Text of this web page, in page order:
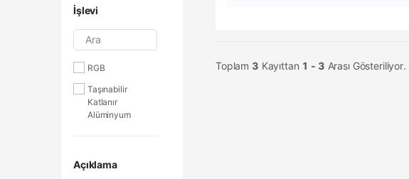
İşlevi
Ara
RGB
Taşınabilir
Katlanır
Alüminyum
Açıklama
Toplam 3 Kayıttan 1 - 3 Arası Gösteriliyor.